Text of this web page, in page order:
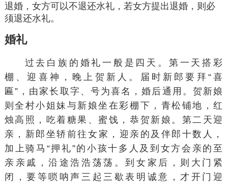
退婚，女方可以不退还水礼，若女方提出退婚，则必
须退还水礼。
婚礼
过去白族的婚礼一般是四天。第一天搭彩
棚 、迎喜神
，晚上贺新人。届时新郎要拜“喜
匾”，由家长取字、号为喜名，婚后通用。贺新娘
则全村小姐妹与新娘坐在彩棚下，青松铺地，红
烛高照，吃着糖果、蜜饯，恭贺新娘。第二天迎
亲 ，新郎坐轿前往女家，迎亲的及伴郎十数人，
加上骑马“押礼”的小孩十多人及到女方会亲的至
亲亲戚，沿途浩浩荡荡。到女家后，则大门紧
闭，要等唢呐声三起三歇表明诚意，才开门迎